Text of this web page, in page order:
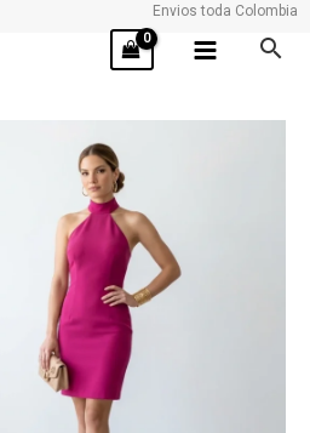
Envios toda Colombia